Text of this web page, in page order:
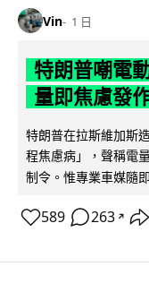
Vin 1 日
特朗普嘲電
量即焦慮發
特朗普在拉斯維加斯
程焦慮病」，聲稱電
制令。惟專業車媒隨
589 263 ↗